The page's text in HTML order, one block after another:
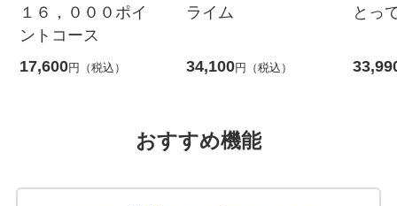
１６，０００ポイ
ントコース
17,600円（税込）
ライム
34,100円（税込）
とっ
おすすめ機能